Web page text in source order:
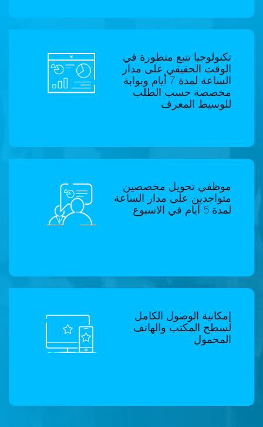
تكنولوجيا تتبع متطورة في
الوقت الحقيقي على مدار
الساعة لمدة 7 أيام وبوابة
مخصصة حسب الطلب
للوسيط المعرف
موظفي تحويل مخصصين
متواجدين على مدار الساعة
لمدة 5 أيام في الاسبوع
إمكانية الوصول الكامل
لسطح المكتب والهاتف
المحمول